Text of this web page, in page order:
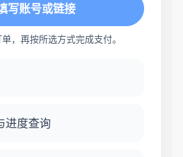
写账号或链接
，再按所选方式完成支付。
进度查询